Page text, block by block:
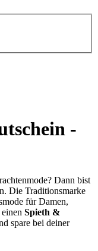
-
Dann bist
Die Traditionsmarke
für Damen,
Spieth &
spare bei deiner